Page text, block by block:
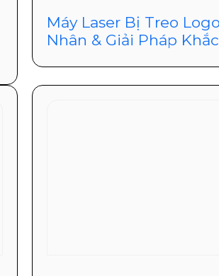
Máy Laser Bị Treo
Nhân & Giải Pháp